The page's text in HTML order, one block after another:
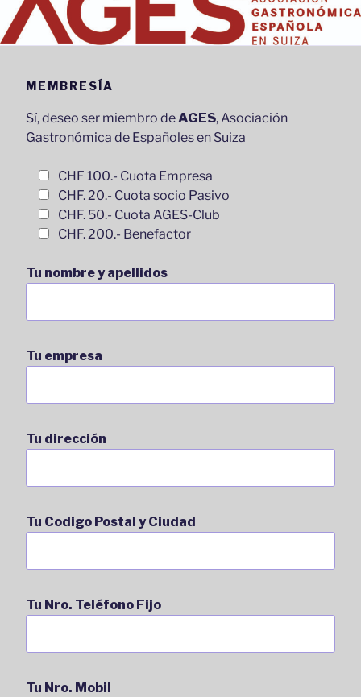
MEMBRESÍA
Sí, deseo ser miembro deAGES, Asociación
Gastronómica de Españoles en Suiza
CHF 100.- Cuota Empresa
CHF. 20.- Cuota socio Pasivo
CHF. 50.- Cuota AGES-Club
CHF. 200.- Benefactor
Tu nombre y apellidos
Tu empresa
Tu dirección
Tu Codigo Postal y Ciudad
Tu Nro. Teléfono Fijo
Tu Nro. Mobil